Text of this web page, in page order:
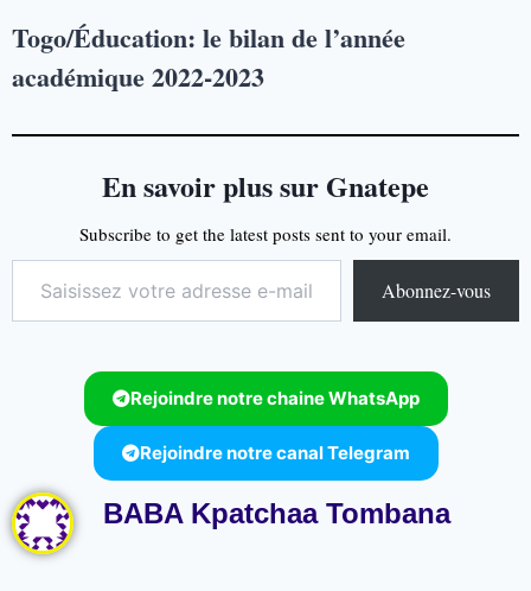
Togo/Éducation: le bilan de l’année
académique 2022-2023
En savoir plus sur Gnatepe
Subscribe to get the latest posts sent to your email.
Abonnez-vous
Rejoindre notre chaine WhatsApp
Rejoindre notre canal Telegram
BABA Kpatchaa Tombana